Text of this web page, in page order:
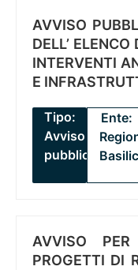
AVVISO
DELL’
INTERVENTI
E
Tipo:
Avviso
pubblico
Ente:
AVVISO
PROGETTI DI